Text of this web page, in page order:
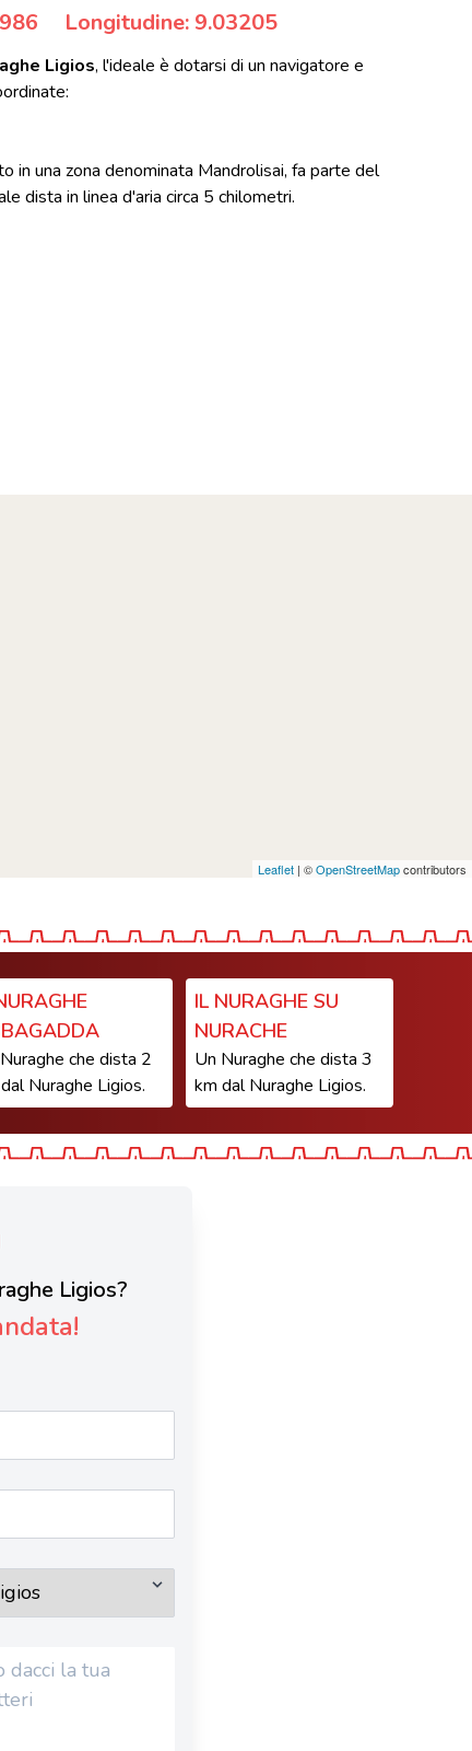
Longitudine: 9.03205
Ligios, l'ideale è dotarsi di un navigatore e
in una zona denominata Mandrolisai, fa parte del
dista in linea d'aria circa 5 chilometri.
Leaflet | ©OpenStreetMapcontributors
che dista 2
Nuraghe Ligios.
IL NURAGHE SU
NURACHE
Un Nuraghe che dista 3
km dal Nuraghe Ligios.
Ligios?